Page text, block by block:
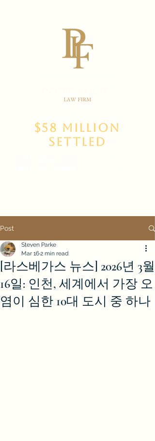
$58 Million
Settled
Post
[라스베가스 뉴스] 2026년 3월
16일: 인천, 세계에서 가장 오
염이 심한 10대 도시 중 하나
Steven Parke
Mar 162 min read